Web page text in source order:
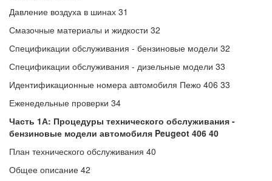
Давление воздуха в шинах 31
Смазочные материалы и жидкости 32
Спецификации обслуживания - бензиновые модели 32
Спецификации обслуживания - дизельные модели 33
Идентификационные номера автомобиля Пежо 406 33
Еженедельные проверки 34
Часть 1А: Процедуры технического обслуживания -
бензиновые модели автомобиля Peugeot 406 40
План технического обслуживания 40
Общее описание 42